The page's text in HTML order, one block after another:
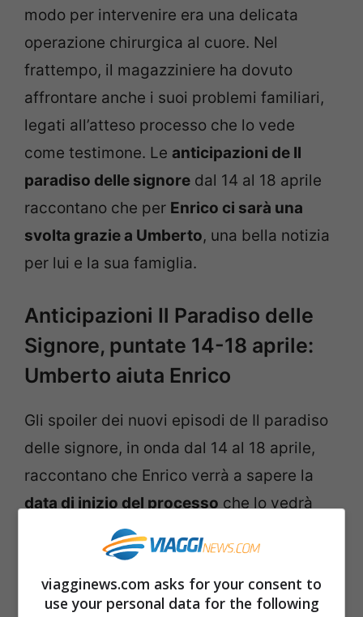
modo per intervenire era una delicata
operazione chirurgica al cuore. Nel
frattempo, il magazziniere ha dovuto
affrontare anche i suoi problemi familiari,
legati all’atteso processo che lo vede
come testimone. Le anticipazioni de Il
paradiso delle signore dal 14 al 18 aprile
raccontano che per Enrico ci sarà una
svolta grazie a Umberto, una bella notizia
per lui e la sua famiglia.
Anticipazioni Il Paradiso delle
Signore, puntate 14-18 aprile:
Umberto aiuta Enrico
Gli spoiler dei nuovi episodi de Il paradiso
delle signore, in onda dal 14 al 18 aprile,
raccontano che Enrico verrà a sapere la
data di inizio del processo che lo vedrà
testimone. Una notizia che aspettava da
molto tempo, ma che lo vedrà agitato e
pensieroso. Vista la situazione, il padre di
Marta deciderà di andare incontro al
viagginews.com asks for your consent to
use your personal data for the following